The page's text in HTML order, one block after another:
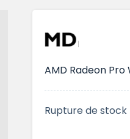
AMD Radeon Pro
Rupture de stock